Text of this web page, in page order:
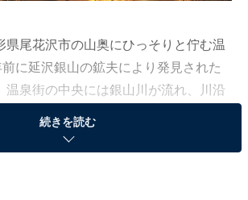
県尾花沢市の山奥にひっそりと佇む温
に延沢銀山の鉱夫により発見された
温泉街の中央には銀山川が流れ、川沿
初期に建てられた木造の温泉旅館が軒
続きを読む